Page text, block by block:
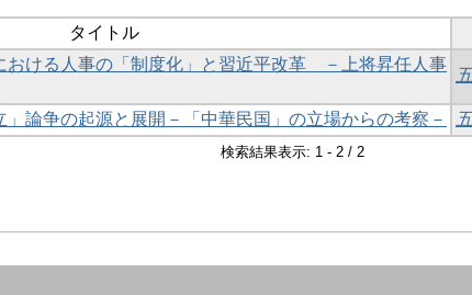
タイトル
おける人事の「制度化」と習近平改革 －上将昇任人事
論争の起源と展開－「中華民国」の立場からの考察－
検索結果表示: 1 - 2 / 2